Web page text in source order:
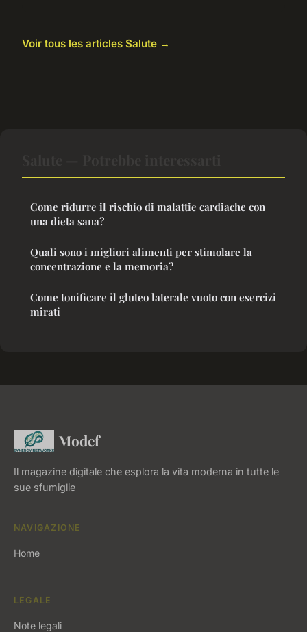
Voir tous les articles Salute →
Come ridurre il rischio di malattie cardiache con
una dieta sana?
Quali sono i migliori alimenti per stimolare la
concentrazione e la memoria?
Come tonificare il gluteo laterale vuoto con esercizi
mirati
Modef
Il magazine digitale che esplora la vita moderna in tutte le
sue sfumiglie
NAVIGAZIONE
Home
LEGALE
Note legali